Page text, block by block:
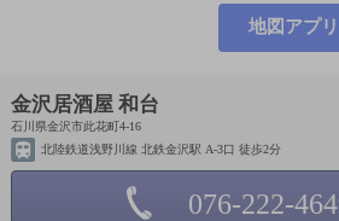
地図アプ
金沢居酒屋 和台
石川県金沢市此花町4-16
北陸鉄道浅野川線 北鉄金沢駅 A-3口 徒歩2分
076-222-